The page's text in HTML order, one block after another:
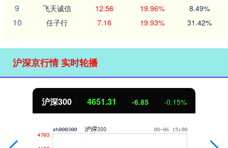
9 飞天诚信 12.56 19.96% 8.49%
10 任子行 7.16 19.93% 31.42%
沪深京行情 实时轮播
沪深300 4651.31 -6.85 -0.15%